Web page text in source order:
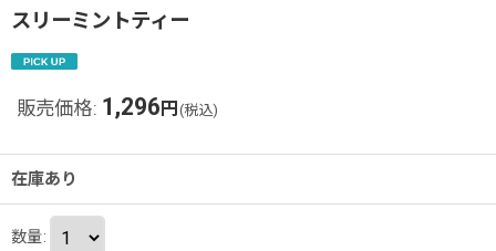
スリーミントティー
販売価格: 1,296 円 (税込)
在庫あり
数量: